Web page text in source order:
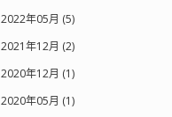
2022年05月 (5)
2021年12月 (2)
2020年12月 (1)
2020年05月 (1)